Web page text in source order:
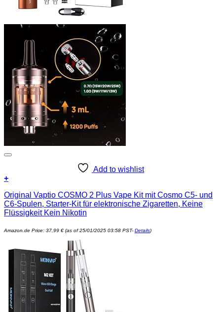
Add to wishlist
+
Original Vaptio COSMO 2 Plus Vape Kit mit Cosmo C5- und
C6-Spulen, Starter-Kit für elektronische Zigaretten, Keine
Flüssigkeit Kein Nikotin
Amazon.de Price: 37,99 € (as of 25/01/2025 03:58 PST- Details)